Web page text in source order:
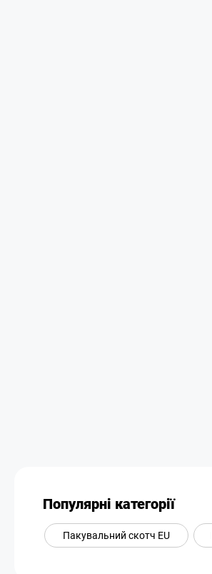
Популярні категорії
Пакувальний скотч EU